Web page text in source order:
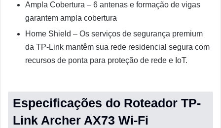
Ampla Cobertura – 6 antenas e formação de vigas
garantem ampla cobertura
Home Shield – Os serviços de segurança premium
da TP-Link mantêm sua rede residencial segura com
recursos de ponta para proteção de rede e IoT.
Especificações do Roteador TP-
Link Archer AX73 Wi-Fi